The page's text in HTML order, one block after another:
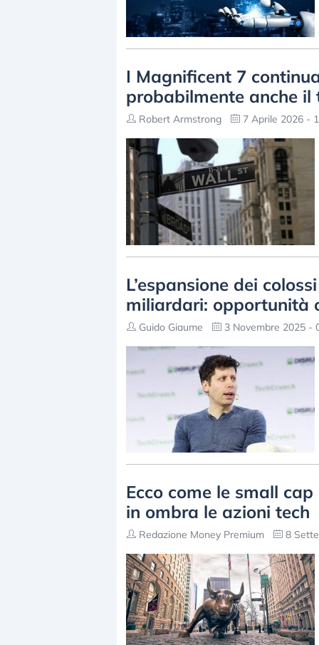
I Magnificent 7
probabilmente anche
Robert Armstrong 7 Aprile 2026 -
L’espansione dei
miliardari: opportunità
Guido Giaume 3 Novembre 2025 -
Ecco come le small
in ombra le azioni tech
Redazione Money Premium 8